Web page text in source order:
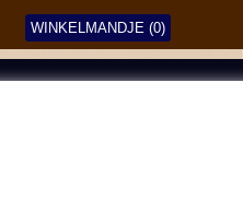
WINKELMANDJE (0)